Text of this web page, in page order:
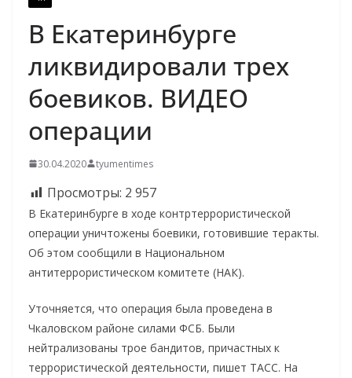
В Екатеринбурге
ликвидировали трех
боевиков. ВИДЕО
операции
30.04.2020 tyumentimes
Просмотры: 2 957
В Екатеринбурге в ходе контртеррористической
операции уничтожены боевики, готовившие теракты.
Об этом сообщили в Национальном
антитеррористическом комитете (НАК).
Уточняется, что операция была проведена в
Чкаловском районе силами ФСБ. Были
нейтрализованы трое бандитов, причастных к
террористической деятельности, пишет ТАСС. На